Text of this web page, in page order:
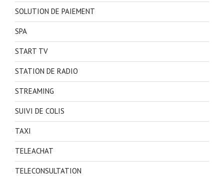
SOLUTION DE PAIEMENT
SPA
START TV
STATION DE RADIO
STREAMING
SUIVI DE COLIS
TAXI
TELEACHAT
TELECONSULTATION